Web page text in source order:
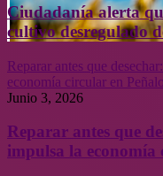
Ciudadanía alerta
cultivo desregulado
Reparar antes que
economía circular en
Junio 3, 2026
Reparar antes que
impulsa la economía